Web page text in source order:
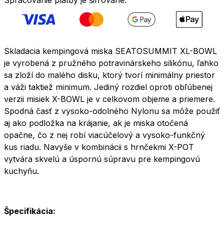
Skladacia kempingová miska SEATOSUMMIT XL-BOWL
je vyrobená z pružného potravinárskeho silikónu, ľahko
sa zloží do malého disku, ktorý tvorí minimálny priestor
a váži taktiež minimum. Jediný rozdiel oproti obľúbenej
verzii misiek X-BOWL je v celkovom objeme a priemere.
Spodná časť z vysoko-odolného Nylonu sa môže použiť
aj ako podložka na krájanie, ak je miska otočená
opačne, čo z nej robí viacúčelový a vysoko-funkčný
kus riadu. Navyše v kombinácii s hrnčekmi X-POT
vytvára skvelú a úspornú súpravu pre kempingovú
kuchyňu.
Špecifikácia: